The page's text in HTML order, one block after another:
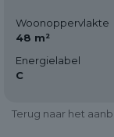
Woonoppervlakte
48 m²
Energielabel
C
Terug naar het